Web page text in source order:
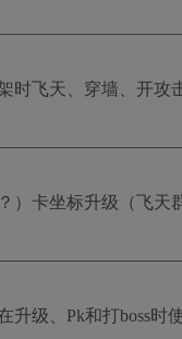
时飞天、穿墙、开攻
）卡坐标升级（飞天
升级、Pk和打boss时